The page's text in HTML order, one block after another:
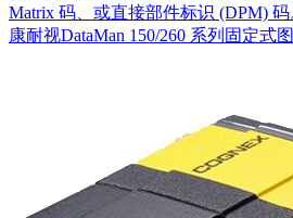
Matrix 码、或直接部件标识 (DPM) 码
康耐视DataMan 150/260 系列固定式